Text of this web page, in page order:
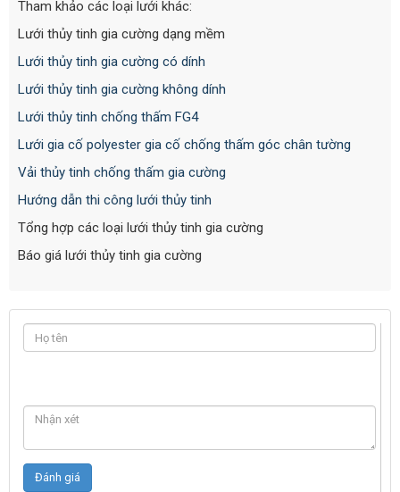
Tham khảo các loại lưới khác:
Lưới thủy tinh gia cường dạng mềm
Lưới thủy tinh gia cường có dính
Lưới thủy tinh gia cường không dính
Lưới thủy tinh chống thấm FG4
Lưới gia cố polyester gia cố chống thấm góc chân tường
Vải thủy tinh chống thấm gia cường
Hướng dẫn thi công lưới thủy tinh
Tổng hợp các loại lưới thủy tinh gia cường
Báo giá lưới thủy tinh gia cường